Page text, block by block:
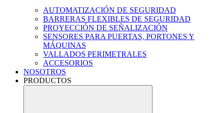
AUTOMATIZACIÓN DE SEGURIDAD
BARRERAS FLEXIBLES DE SEGURIDAD
PROYECCIÓN DE SEÑALIZACIÓN
SENSORES PARA PUERTAS, PORTONES Y
MÁQUINAS
VALLADOS PERIMETRALES
ACCESORIOS
NOSOTROS
PRODUCTOS